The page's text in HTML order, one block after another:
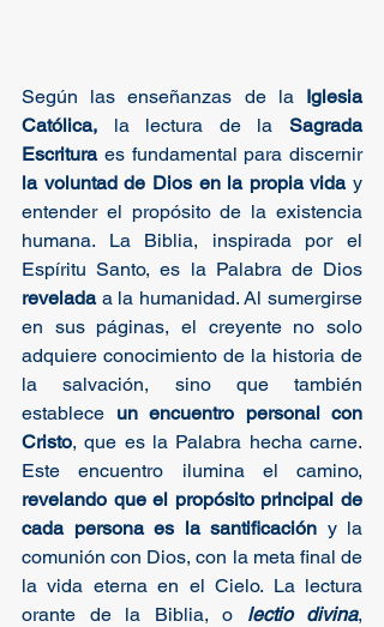
Según las enseñanzas de la Iglesia
Católica, la lectura de la Sagrada
Escritura
es fundamental para discernir
la voluntad de Dios en la propia vida y
entender el propósito de la existencia
humana. La Biblia, inspirada por el
revelada a la humanidad. Al sumergirse
en sus páginas, el creyente no solo
adquiere conocimiento de la historia de
la salvación, sino que también
establece un encuentro personal con
Cristo, que es la Palabra hecha carne.
revelando que el propósito principal de
cada persona es la santificación y la
comunión con Dios, con la meta final de
la vida eterna en el Cielo. La lectura
orante de la Biblia, o lectio divina,